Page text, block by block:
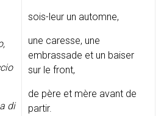
di
sois-leur un automne,
une caresse, une
embrassade et un baiser
sur le front,
de père et mère avant de
partir.